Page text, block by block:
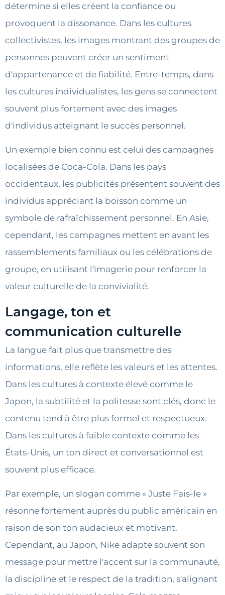
détermine si elles créent la confiance ou
provoquent la dissonance. Dans les cultures
collectivistes, les images montrant des groupes de
personnes peuvent créer un sentiment
d'appartenance et de fiabilité. Entre-temps, dans
les cultures individualistes, les gens se connectent
souvent plus fortement avec des images
d'individus atteignant le succès personnel.
Un exemple bien connu est celui des campagnes
localisées de Coca-Cola. Dans les pays
occidentaux, les publicités présentent souvent des
individus appréciant la boisson comme un
symbole de rafraîchissement personnel. En Asie,
cependant, les campagnes mettent en avant les
rassemblements familiaux ou les célébrations de
groupe, en utilisant l'imagerie pour renforcer la
valeur culturelle de la convivialité.
Langage, ton et
communication culturelle
La langue fait plus que transmettre des
informations, elle reflète les valeurs et les attentes.
Dans les cultures à contexte élevé comme le
Japon, la subtilité et la politesse sont clés, donc le
contenu tend à être plus formel et respectueux.
Dans les cultures à faible contexte comme les
États-Unis, un ton direct et conversationnel est
souvent plus efficace.
Par exemple, un slogan comme « Juste Fais-le »
résonne fortement auprès du public américain en
raison de son ton audacieux et motivant.
Cependant, au Japon, Nike adapte souvent son
message pour mettre l'accent sur la communauté,
la discipline et le respect de la tradition, s'alignant